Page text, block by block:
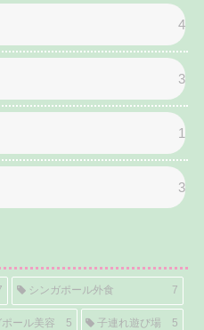
4
3
1
3
シンガポール外食 7
ポール美容 5 子連れ遊び場 5